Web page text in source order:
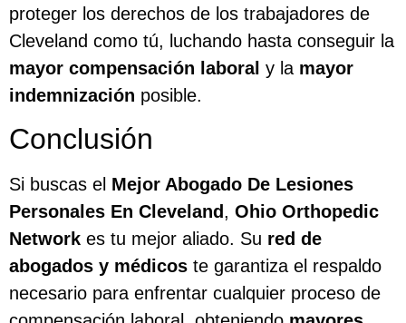
proteger los derechos de los trabajadores de
Cleveland como tú, luchando hasta conseguir la
mayor compensación laboral y la mayor
indemnización posible.
Conclusión
Si buscas el Mejor Abogado De Lesiones
Personales En Cleveland, Ohio Orthopedic
Network es tu mejor aliado. Su red de
abogados y médicos te garantiza el respaldo
necesario para enfrentar cualquier proceso de